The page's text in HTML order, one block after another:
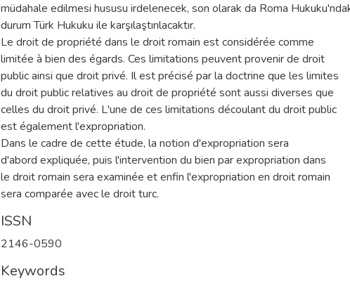
müdahale edilmesi hususu irdelenecek, son olarak da Roma
durum Türk Hukuku ile karşılaştırılacaktır.
Le droit de propriété dans le droit romain est considérée comme
limitée à bien des égards. Ces limitations peuvent provenir de droit
public ainsi que droit privé. Il est précisé par la doctrine que les limites
du droit public relatives au droit de propriété sont aussi diverses que
celles du droit privé. L'une de ces limitations découlant du droit public
est également l'expropriation.
Dans le cadre de cette étude, la notion d'expropriation sera
d'abord expliquée, puis l'intervention du bien par expropriation dans
le droit romain sera examinée et enfin l'expropriation en droit romain
sera comparée avec le droit turc.
ISSN
2146-0590
Keywords